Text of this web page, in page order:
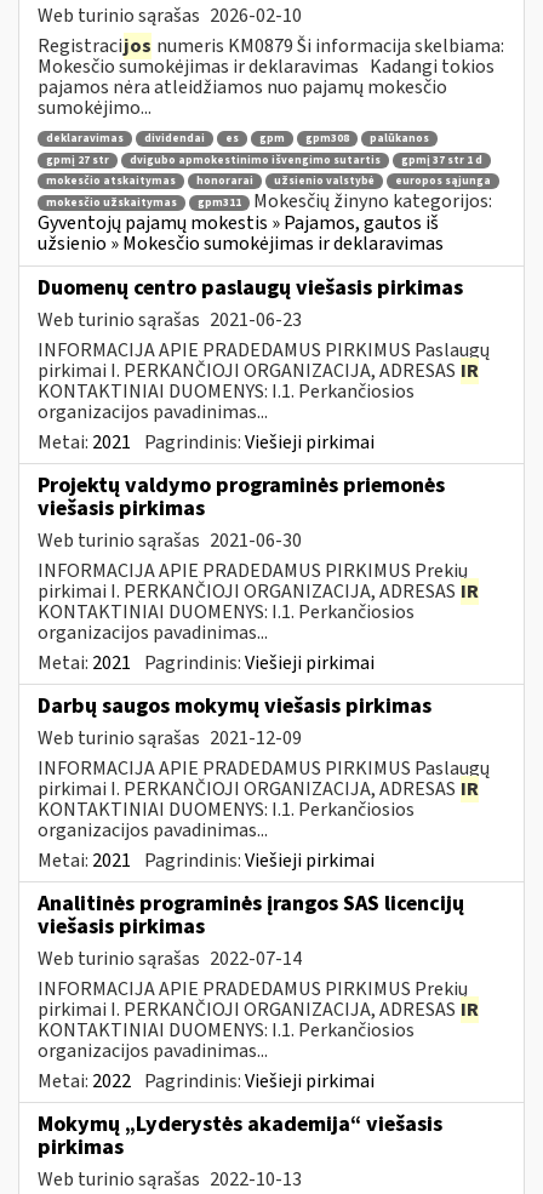
Web turinio sąrašas 2026-02-10
Registracijos numeris KM0879 Ši informacija skelbiama:
Mokesčio sumokėjimas ir deklaravimas Kadangi tokios
pajamos nėra atleidžiamos nuo pajamų mokesčio
sumokėjimo...
deklaravimas dividendai es gpm gpm308
palūkanos
gpmį 27 str
dvigubo apmokestinimo išvengimo sutartis
gpmį 37 str 1 d
mokesčio atskaitymas
honorarai užsienio valstybė
europos sąjunga
mokesčio užskaitymas
gpm311
Mokesčių žinyno kategorijos:
Gyventojų pajamų mokestis » Pajamos, gautos iš
užsienio » Mokesčio sumokėjimas ir deklaravimas
Duomenų centro paslaugų viešasis pirkimas
Web turinio sąrašas 2021-06-23
INFORMACIJA APIE PRADEDAMUS PIRKIMUS Paslaugų
pirkimai I. PERKANČIOJI ORGANIZACIJA, ADRESAS IR
KONTAKTINIAI DUOMENYS: I.1. Perkančiosios
organizacijos pavadinimas...
Metai: 2021 Pagrindinis:Viešieji pirkimai
Projektų valdymo programinės priemonės
viešasis pirkimas
Web turinio sąrašas 2021-06-30
INFORMACIJA APIE PRADEDAMUS PIRKIMUS Prekių
pirkimai I. PERKANČIOJI ORGANIZACIJA, ADRESAS IR
KONTAKTINIAI DUOMENYS: I.1. Perkančiosios
organizacijos pavadinimas...
Metai: 2021 Pagrindinis:Viešieji pirkimai
Darbų saugos mokymų viešasis pirkimas
Web turinio sąrašas 2021-12-09
INFORMACIJA APIE PRADEDAMUS PIRKIMUS Paslaugų
pirkimai I. PERKANČIOJI ORGANIZACIJA, ADRESAS IR
KONTAKTINIAI DUOMENYS: I.1. Perkančiosios
organizacijos pavadinimas...
Metai: 2021 Pagrindinis:Viešieji pirkimai
Analitinės programinės įrangos SAS licencijų
viešasis pirkimas
Web turinio sąrašas 2022-07-14
INFORMACIJA APIE PRADEDAMUS PIRKIMUS Prekių
pirkimai I. PERKANČIOJI ORGANIZACIJA, ADRESAS IR
KONTAKTINIAI DUOMENYS: I.1. Perkančiosios
organizacijos pavadinimas...
Metai: 2022 Pagrindinis:Viešieji pirkimai
Mokymų „Lyderystės akademija“ viešasis
pirkimas
Web turinio sąrašas 2022-10-13